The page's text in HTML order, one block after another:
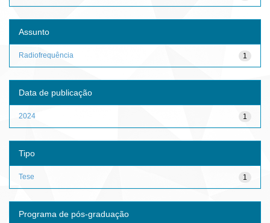
Assunto
1
Radiofrequência
Data de publicação
1
2024
Tipo
1
Tese
Programa de pós-graduação